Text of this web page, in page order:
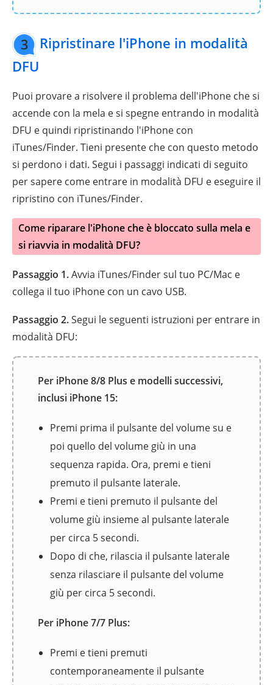
3
Ripristinare l'iPhone in modalità
DFU
Puoi provare a risolvere il problema dell'iPhone che si
accende con la mela e si spegne entrando in modalità
DFU e quindi ripristinando l'iPhone con
iTunes/Finder. Tieni presente che con questo metodo
si perdono i dati. Segui i passaggi indicati di seguito
per sapere come entrare in modalità DFU e eseguire il
ripristino con iTunes/Finder.
Come riparare l'iPhone che è bloccato sulla mela e
si riavvia in modalità DFU?
Passaggio 1.Avvia iTunes/Finder sul tuo PC/Mac e
collega il tuo iPhone con un cavo USB.
Passaggio 2.Segui le seguenti istruzioni per entrare in
modalità DFU:
Per iPhone 8/8 Plus e modelli successivi,
inclusi iPhone 15:
Premi prima il pulsante del volume su e
poi quello del volume giù in una
sequenza rapida. Ora, premi e tieni
premuto il pulsante laterale.
Premi e tieni premuto il pulsante del
volume giù insieme al pulsante laterale
per circa 5 secondi.
Dopo di che, rilascia il pulsante laterale
senza rilasciare il pulsante del volume
giù per circa 5 secondi.
Per iPhone 7/7 Plus:
Premi e tieni premuti
contemporaneamente il pulsante